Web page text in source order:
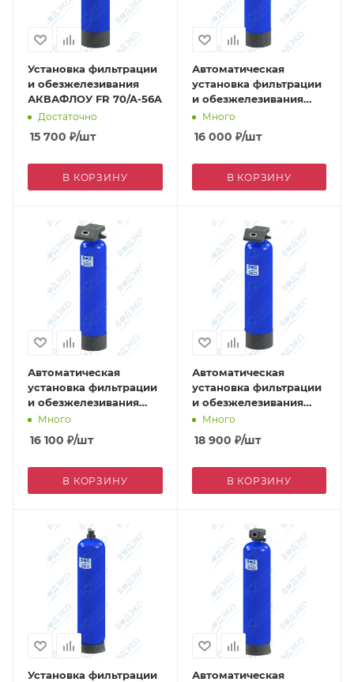
Установка фильтрации
и обезжелезивания
АКВАФЛОУ FR 70/A-56A
Достаточно
15 700 ₽/шт
В КОРЗИНУ
Автоматическая
установка фильтрации
и обезжелезивания
АКВАФЛОУ FR 30/A-71B
Много
16 000 ₽/шт
В КОРЗИНУ
Автоматическая
установка фильтрации
и обезжелезивания
АКВАФЛОУ FR 40/A-71B
Много
16 100 ₽/шт
В КОРЗИНУ
Автоматическая
установка фильтрации
и обезжелезивания
АКВАФЛОУ FR 50/A-71B
Много
18 900 ₽/шт
В КОРЗИНУ
Установка фильтрации
Автоматическая